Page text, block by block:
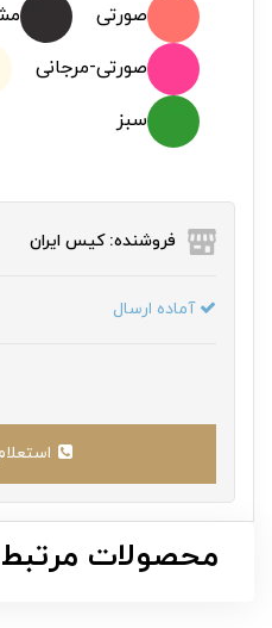
صورتی
صورتی-مرجانی
سبز
فروشنده: کیس ایران
آماده ارسال
محصولات مرتبط